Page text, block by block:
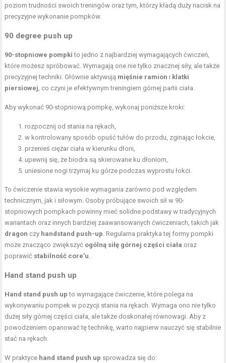
poziom trudności swoich treningów oraz tym, którzy kładą duży nacisk na
precyzyjne wykonanie pompków.
90 degree push up
90-stopniowe pompki to jedno z najbardziej wymagających ćwiczeń,
które możesz spróbować. Wymagają one nie tylko znacznej siły, ale także
precyzyjnej techniki. Głównie aktywują mięśnie ramion i klatki
piersiowej, co czyni je efektywnym treningiem górnej partii ciała.
Aby wykonać 90-stopniową pompkę, wykonaj poniższe kroki:
rozpocznij od stania na rękach,
w kontrolowany sposób opuść tułów do przodu, zginając łokcie,
przenieś ciężar ciała w kierunku dłoni,
upewnij się, że biodra są skierowane ku dłoniom,
uniesione nogi trzymaj ku górze podczas wyprostu łokci.
To ćwiczenie stawia wysokie wymagania zarówno pod względem
technicznym, jak i siłowym. Osoby próbujące swoich sił w 90-
stopniowych pompkach powinny mieć solidne podstawy w tradycyjnych
wariantach oraz innych bardziej zaawansowanych ćwiczeniach, takich jak
dragon czy handstand push-up. Regularna praktyka tej formy pompki
może znacząco zwiększyć ogólną siłę górnej części ciała oraz
poprawić stabilność core’u.
Hand stand push up
Hand stand push up to wymagające ćwiczenie, które polega na
wykonywaniu pompek w pozycji stania na rękach. Wymaga ono nie tylko
dużej siły górnej części ciała, ale także doskonałej równowagi. Aby z
powodzeniem opanować tę technikę, warto najpierw nauczyć się stabilnie
stać na rękach.
W praktyce hand stand push up sprowadza się do: